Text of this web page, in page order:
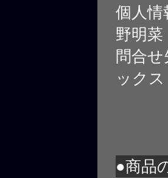
個人情
野明菜
問合
ックス
●商品